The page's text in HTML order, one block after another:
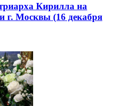
Кирилла на
г. Москвы (16 декабря